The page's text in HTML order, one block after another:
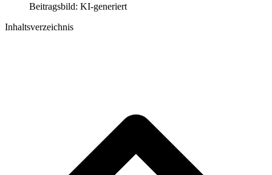
Beitragsbild: KI-generiert
Inhaltsverzeichnis